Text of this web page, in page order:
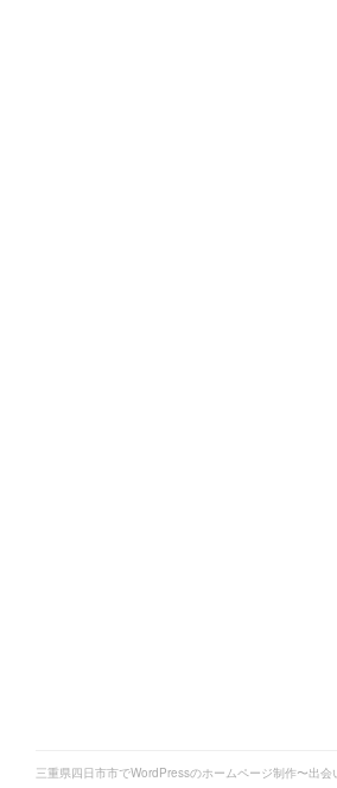
三重県四日市市でWordPressのホームページ制作〜出